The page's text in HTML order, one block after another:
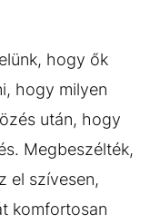
hogy ők
hogy milyen
után, hogy
Megbeszélték,
el szívesen,
komfortosan